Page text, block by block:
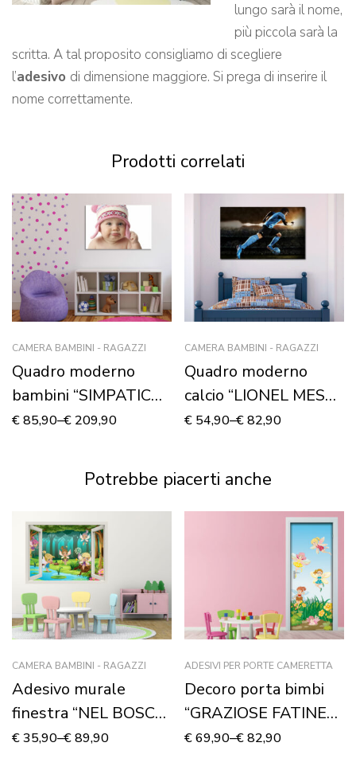
lungo sarà il nome,
più piccola sarà la
scritta. A tal proposito consigliamo di scegliere
l’adesivo di dimensione maggiore. Si prega di inserire il
nome correttamente.
Prodotti correlati
CAMERA BAMBINI - RAGAZZI
Quadro moderno
bambini “SIMPATICA
DOLCEZZA”
€85,90–€ 209,90
CAMERA BAMBINI - RAGAZZI
Quadro moderno
calcio “LIONEL MESSI
CAMPIONE” –
€ 54,90–€82,90
Potrebbe piacerti anche
CAMERA BAMBINI - RAGAZZI
Adesivo murale
finestra “NEL BOSCO
INCANTATO” –
€35,90–€89,90
ADESIVI PER PORTE CAMERETTA
Decoro porta bimbi
“GRAZIOSE FATINE
DEL BOSCO”
€69,90–€82,90